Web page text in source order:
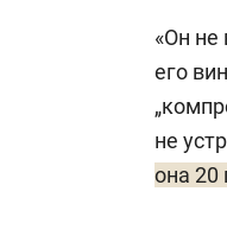
«Он не
его
не
она 20